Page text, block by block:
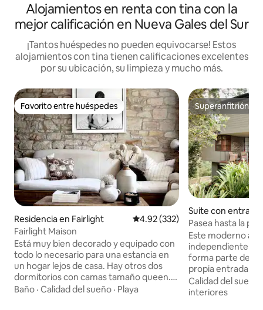
Alojamientos en renta con tina con la
mejor calificación en Nueva Gales del Sur
¡Tantos huéspedes no pueden equivocarse! Estos
alojamientos con tina tienen calificaciones excelentes
por su ubicación, su limpieza y mucho más.
Favorito entre huéspedes
Favorito entre huéspedes
Residencia en Fairlight Calificación promedio: 4.92 de
4.92 (332)
Fairlight Maison
Está muy bien decorado y equipado con
todo lo necesario para una estancia en
un hogar lejos de casa. Hay otros dos
dormitorios con camas tamaño queen.
Sala de estar independiente con una
Baño · Calidad del sueño · Playa
Superanfitrión
Superanfitrión
Suite con
iente en Mosman
Pasea hasta la
frondoso en
Este moderno
independiente de
forma parte de
propia entrada
dormitorio con
escritorio. La sala
Calidad del sueño
interiores